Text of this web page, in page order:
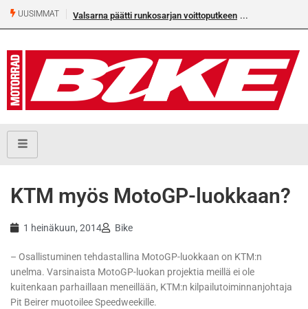
UUSIMMAT Valsarna päätti runkosarjan voittoputkeen
KTM myös MotoGP-luokkaan?
1 heinäkuun, 2014 Bike
– Osallistuminen tehdastallina MotoGP-luokkaan on KTM:n
unelma. Varsinaista MotoGP-luokan projektia meillä ei ole
kuitenkaan parhaillaan meneillään, KTM:n kilpailutoiminnanjohtaja
Pit Beirer muotoilee Speedweekille.